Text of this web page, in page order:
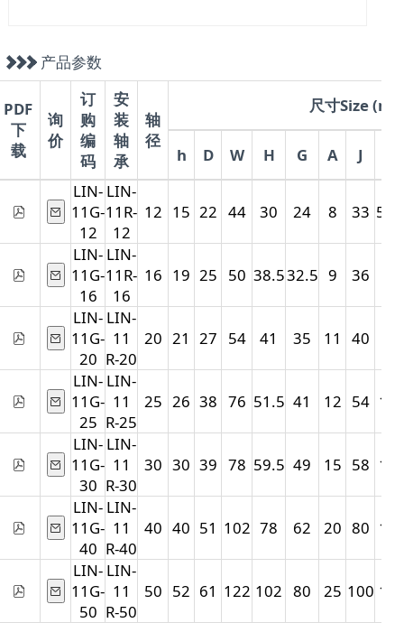
产品参数
PDF
下
载
询
价
订
购
编
码
安
装
轴
承
轴
径
尺寸Size
h D W H G A J
LIN-
11G-
12
LIN-
11R-
12
12 15 22 44 30 24 8 33 5.5
LIN-
11G-
16
LIN-
11R-
16
16 19 25 50 38.532.5 9 36
LIN-
11G-
20
LIN-
11
R-20
20 21 27 54 41 35 11 40
LIN-
11G-
25
LIN-
11
R-25
25 26 38 76 51.5 41 12 54 11
LIN-
11G-
30
LIN-
11
R-30
30 30 39 78 59.5 49 15 58 10
LIN-
11G-
40
LIN-
11
R-40
40 40 51 102 78 62 20 80 11
LIN-
11G-
50
LIN-
11
R-50
50 52 61 122 102 80 25 100 11